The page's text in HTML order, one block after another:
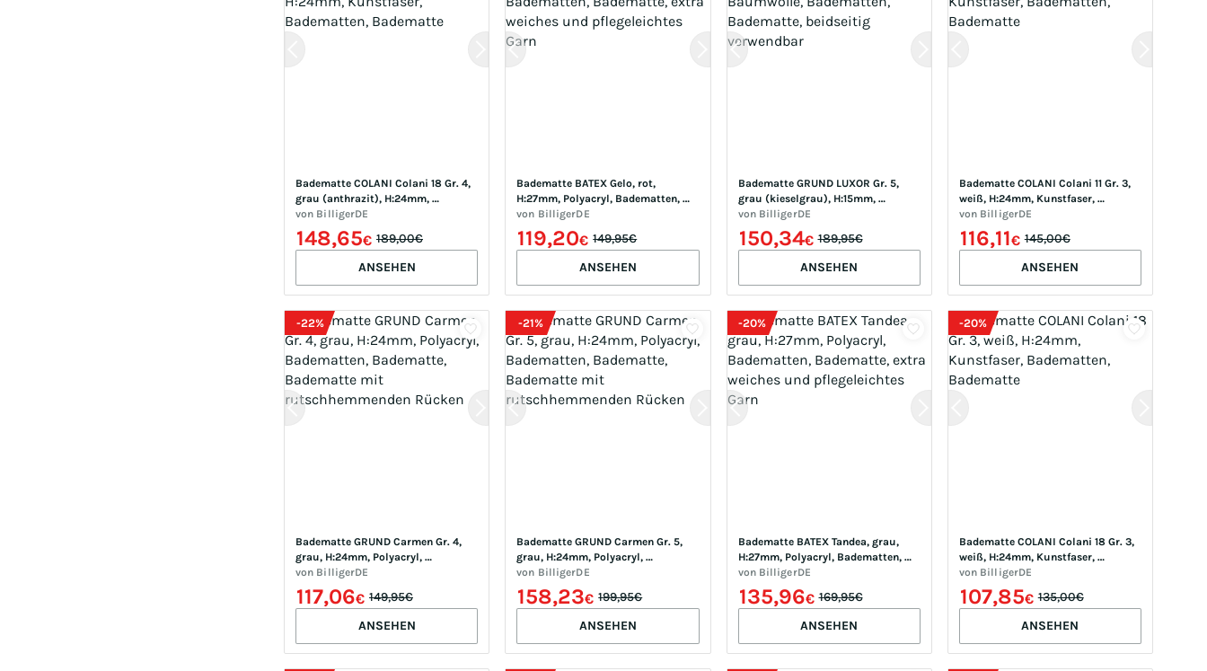
Badematte COLANI Colani 18 Gr. 4,
grau (anthrazit), H:24mm,
Kunstfaser, Badematten,
Badematte
von BilligerDE
148,65€ 189,00€
ANSEHEN
Badematte BATEX Gelo, rot,
H:27mm, Polyacryl, Badematten,
Badematte, extra weiches und
pflegeleichtes Garn
von BilligerDE
119,20€ 149,95€
ANSEHEN
Badematte GRUND LUXOR Gr. 5,
grau (kieselgrau), H:15mm,
Baumwolle, Badematten,
Badematte, beidseitig verwendbar
von BilligerDE
150,34€ 189,95€
ANSEHEN
Badematte COLANI Colani 11 Gr. 3,
weiß, H:24mm, Kunstfaser,
Badematten, Badematte
von BilligerDE
116,11€ 145,00€
ANSEHEN
-22%
Badematte GRUND Carmen Gr. 4,
grau, H:24mm, Polyacryl,
Badematten, Badematte,
Badematte mit rutschhemmenden
Rücken
von BilligerDE
117,06€ 149,95€
ANSEHEN
-21%
Badematte GRUND Carmen Gr. 5,
grau, H:24mm, Polyacryl,
Badematten, Badematte,
Badematte mit rutschhemmenden
Rücken
von BilligerDE
158,23€ 199,95€
ANSEHEN
-20%
Badematte BATEX Tandea, grau,
H:27mm, Polyacryl, Badematten,
Badematte, extra weiches und
pflegeleichtes Garn
von BilligerDE
135,96€ 169,95€
ANSEHEN
-20%
Badematte COLANI Colani 18 Gr. 3,
weiß, H:24mm, Kunstfaser,
Badematten, Badematte
von BilligerDE
107,85€ 135,00€
ANSEHEN